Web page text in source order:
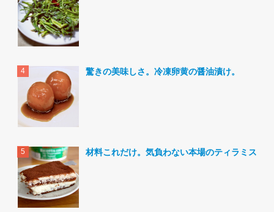
驚きの美味しさ。冷凍卵黄の醤油漬け。
材料これだけ。気負わない本場のティラミス。